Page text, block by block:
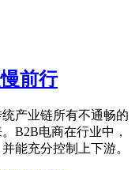
前行
产业链所有不通畅的
B2B电商在行业中，
能充分控制上下游。